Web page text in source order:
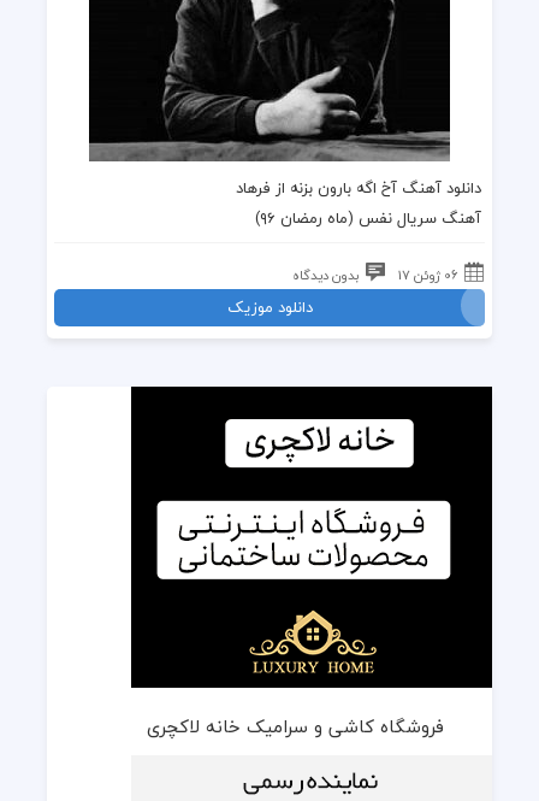
دانلود آهنگ آخ اگه بارون بزنه از فرهاد
آهنگ سریال نفس (ماه رمضان ۹۶ )
06 ژوئن 17 بدون دیدگاه
دانلود موزیک
فروشگاه کاشی و سرامیک خانه لاکچری